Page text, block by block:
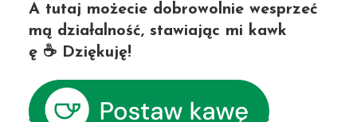
A tutaj możecie dobrowolnie wesprzeć
mą działalność, stawiając mi kawk
ę ☕ Dziękuję!